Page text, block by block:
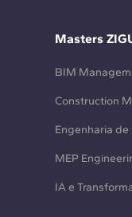
Masters
BIM
Construction
Engenharia de
MEP
IA e